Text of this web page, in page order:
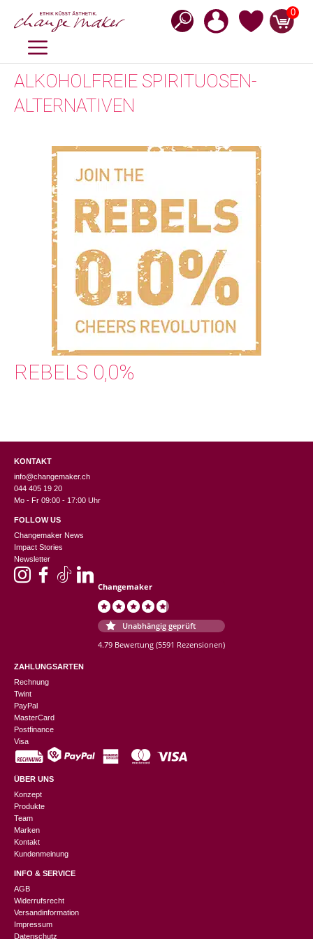
Inhalt
0
MENÜ
ALKOHOLFREIE SPIRITUOSEN-
ALTERNATIVEN
REBELS 0,0%
KONTAKT
info@changemaker.ch
044 405 19 20
Mo - Fr 09:00 - 17:00 Uhr
FOLLOW US
Changemaker News
Impact Stories
Newsletter
Changemaker
Unabhängig geprüft
4.79 Bewertung (5591 Rezensionen)
ZAHLUNGSARTEN
Rechnung
Twint
PayPal
MasterCard
Postfinance
Visa
ÜBER UNS
Konzept
Produkte
Team
Marken
Kontakt
Kundenmeinung
INFO & SERVICE
AGB
Widerrufsrecht
Versandinformation
Impressum
Datenschutz